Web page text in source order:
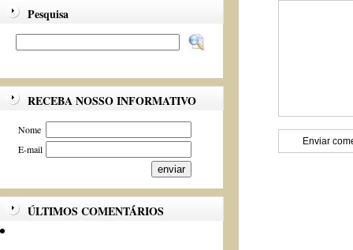
Pesquisa
RECEBA NOSSO INFORMATIVO
Nome
E-mail
ÚLTIMOS COMENTÁRIOS